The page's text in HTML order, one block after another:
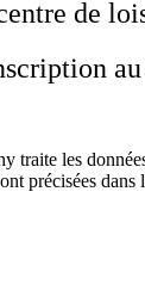
de
traite les
précisées dans